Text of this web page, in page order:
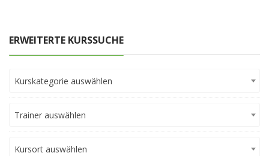
ERWEITERTE KURSSUCHE
Kurskategorie auswählen
Trainer auswählen
Kursort auswählen